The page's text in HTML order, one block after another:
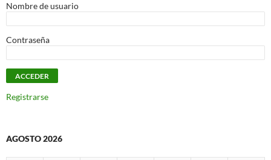
Nombre de usuario
Contraseña
Registrarse
AGOSTO 2026